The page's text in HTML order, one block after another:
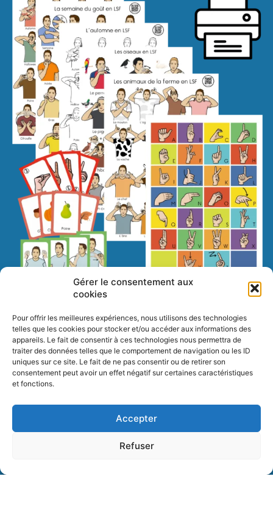
Gérer le consentement aux
cookies
Pour offrir les meilleures expériences, nous utilisons des technologies
telles que les cookies pour stocker et/ou accéder aux informations des
appareils. Le fait de consentir à ces technologies nous permettra de
traiter des données telles que le comportement de navigation ou les ID
uniques sur ce site. Le fait de ne pas consentir ou de retirer son
consentement peut avoir un effet négatif sur certaines caractéristiques
et fonctions.
Accepter
Refuser
Les documents